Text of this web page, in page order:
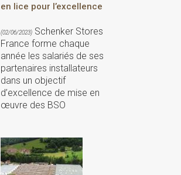
en lice pour l’excellence
(02/06/2023) Schenker Stores
France forme chaque
année les salariés de ses
partenaires installateurs
dans un objectif
d’excellence de mise en
œuvre des BSO